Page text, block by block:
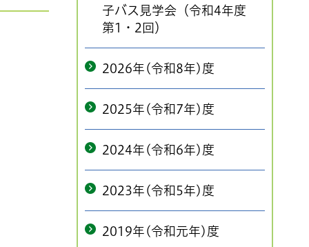
子バス見学会（令和4年度
第1・2回）
2026年(令和8年)度
2025年(令和7年)度
2024年(令和6年)度
2023年(令和5年)度
2019年(令和元年)度